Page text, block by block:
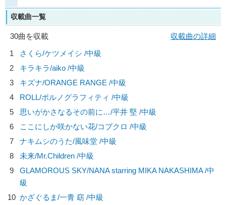
収載曲一覧
30曲を収載
収載曲の詳細
1
さくら/ケツメイシ /中級
2
キラキラ/aiko /中級
3
キズナ/ORANGE RANGE /中級
4
ROLL/ポルノグラフィティ /中級
5
思いがかさなるその前に…/平井 堅 /中級
6
ここにしか咲かない花/コブクロ /中級
7
ナキムシのうた/風味堂 /中級
8
未来/Mr.Children /中級
9
GLAMOROUS SKY/NANA starring MIKA NAKASHIMA/中
級
10 かざぐるま/一青 窈 /中級